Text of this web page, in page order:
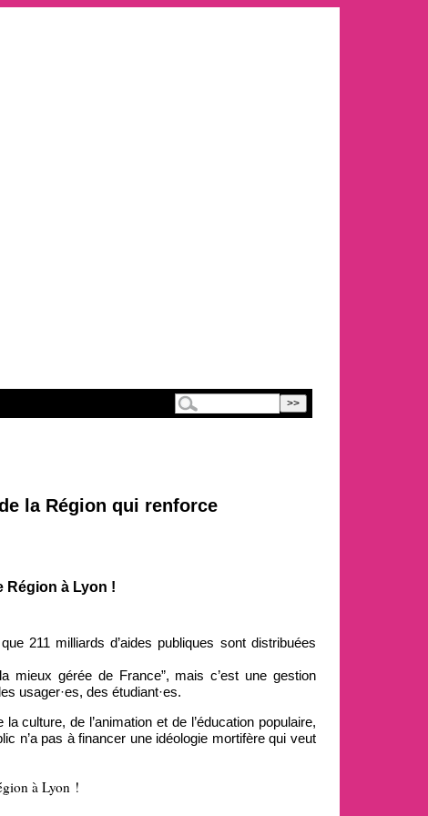
la Région qui renforce
Région à Lyon !
211 milliards d’aides publiques sont distribuées
mieux gérée de France”, mais c’est une gestion
usager·es, des étudiant·es.
culture, de l’animation et de l’éducation populaire,
n’a pas à financer une idéologie mortifère qui veut
à Lyon !